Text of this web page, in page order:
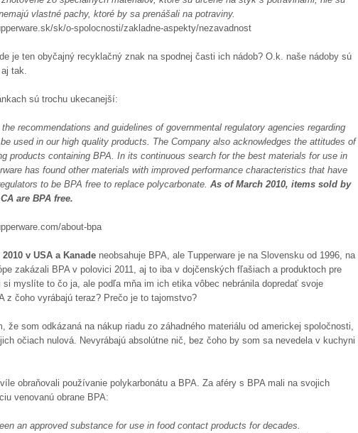
vlastné pachy, ktoré by sa prenášali na potraviny.
sk/o-spolocnosti/zakladne-aspekty/nezavadnost
je ten obyčajný recyklačný znak na spodnej časti ich nádob? O.k. naše nádoby sú
tak.
sú trochu ukecanejší:
the recommendations and guidelines of governmental regulatory agencies regarding
used in our high quality products. The Company also acknowledges the attitudes of
products containing BPA. In its continuous search for the best materials for use in
has found other materials with improved performance characteristics that have
to be BPA free to replace polycarbonate. As of March 2010, items sold by
are BPA free.
about-bpa
2010 v USA a Kanade neobsahuje BPA, ale Tupperware je na Slovensku od 1996, na
zakázali BPA v polovici 2011, aj to iba v dojčenských fľašiach a produktoch pre
myslíte to čo ja, ale podľa mňa im ich etika vôbec nebránila dopredať svoje
z čoho vyrábajú teraz? Prečo je to tajomstvo?
že som odkázaná na nákup riadu zo záhadného materiálu od americkej spoločnosti,
očiach nulová. Nevyrábajú absolútne nič, bez čoho by som sa nevedela v kuchyni
obraňovali používanie polykarbonátu a BPA. Za aféry s BPA mali na svojich
venovanú obrane BPA:
an approved substance for use in food contact products for decades.